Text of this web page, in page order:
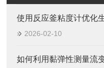
使用反应釜粘度计优化
2026-02-10
如何利用黏弹性测量流